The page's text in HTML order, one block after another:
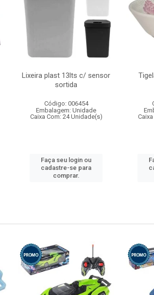
Lixeira plast 13lts c/ sensor
sortida
Código: 006454
Embalagem: Unidade
Caixa Com: 24 Unidade(s)
Faça seu login ou
cadastre-se para
comprar.